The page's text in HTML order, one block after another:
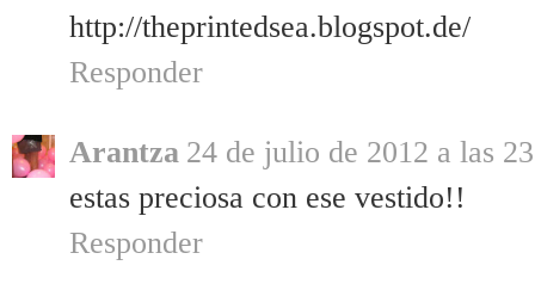
http://theprintedsea.blogspot.de/
Responder
Arantza 24 de julio de 2012 a las
estas preciosa con ese vestido!!
Responder